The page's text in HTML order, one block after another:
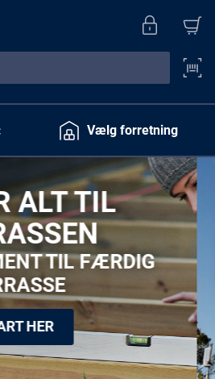
Vælg forretning
– DU
HVORNÅR
BARE EFFEKTIVT.